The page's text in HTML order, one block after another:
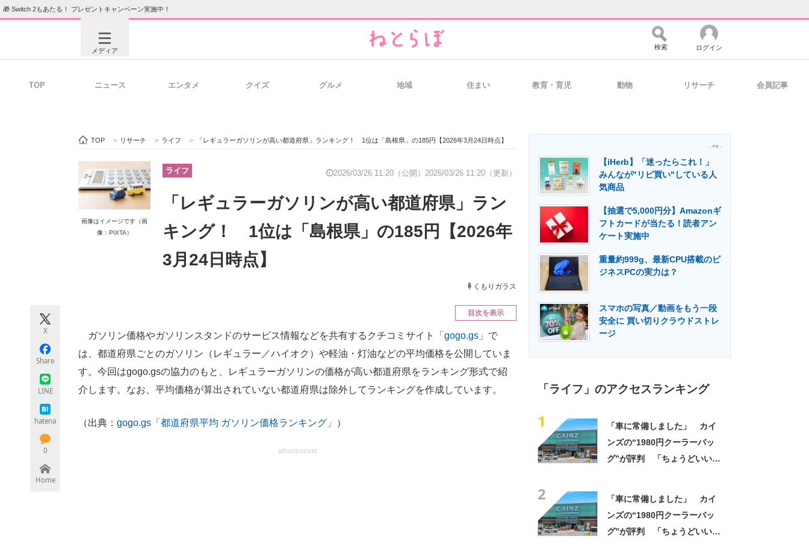
🎁 Switch 2もあたる！ プレゼントキャンペーン実施中！
メディア
ビジネスと働き方のヒント 経営リーダーのコミュニティ マーケ×ITの今がよく分かる
ITエンジニア向け専門サイト 企業向けIT製品の総合サイト 製造業のIT導入・活用を支援
エネルギーの専門メディア 建設×テクノロジーの最前線
ちょっと気になるネットの話題
検索 ログイン
TOP ニュース エンタメ クイズ グルメ 地域 住まい 教育・育児 動物 リサーチ 会員記事
TOP > リサーチ > ライフ > 「レギュラーガソリンが高い都道府県」ランキング！ 1位は「島根県」の185円【2026年3月24日時点】
画像はイメージです（画
像：PIXTA）
ライフ 2026/03/26 11:20（公開） 2026/03/26 11:20（更新）
「レギュラーガソリンが高い都道府県」ラン
キング！ 1位は「島根県」の185円【2026年
3月24日時点】
くもりガラス
X
Share
LINE
hatena
0
Home
目次を表示
ガソリン価格やガソリンスタンドのサービス情報などを共有するクチコミサイト 「gogo.gs」 で
は、都道府県ごとのガソリン（レギュラー／ハイオク）や軽油・灯油などの平均価格を公開していま
す。今回はgogo.gsの協力のもと、レギュラーガソリンの価格が高い都道府県をランキング形式で紹
介します。なお、平均価格が算出されていない都道府県は除外してランキングを作成しています。
（出典： gogo.gs「都道府県平均 ガソリン価格ランキング」 ）
advertisement
- PR -
【iHerb】「迷ったらこれ！」
みんなが"リピ買い"している人
気商品
【抽選で5,000円分】Amazonギ
フトカードが当たる！読者アン
ケート実施中
重量約999g、最新CPU搭載のビ
ジネスPCの実力は？
スマホの写真／動画をもう一段
安全に 買い切りクラウドストレ
ージ
「ライフ」のアクセスランキング
1
「車に常備しました」 カイ
ンズの“1980円クーラーバッ
グ”が評判 「ちょうどいい大
2
「車に常備しました」 カイ
ンズの“1980円クーラーバッ
グ”が評判 「ちょうどいい大